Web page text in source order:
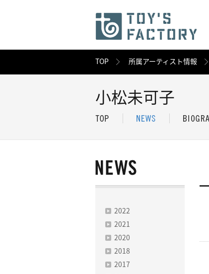
TOP 所属アーティスト情報
小松未可子
2022
2021
2020
2018
2017